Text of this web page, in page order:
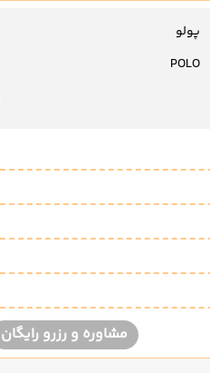
پولو
POLO
مشاوره و رزرو رایگان